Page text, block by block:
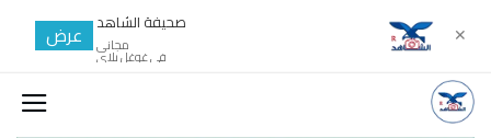
✕ صحيفة الشاهد
مجانى
في غوغل بلاي
عرض